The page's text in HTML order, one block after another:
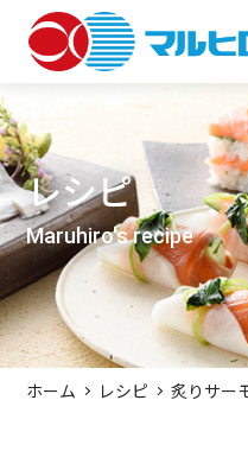
レシピ
Maruhiro's recipe
ホーム レシピ 炙りサー